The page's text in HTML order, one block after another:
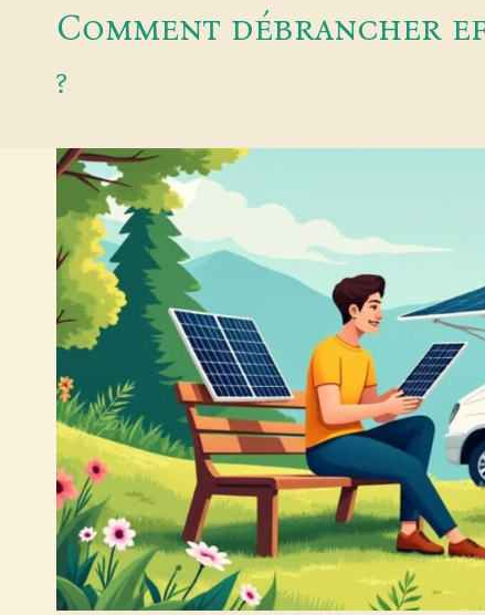
Comment débrancher
?